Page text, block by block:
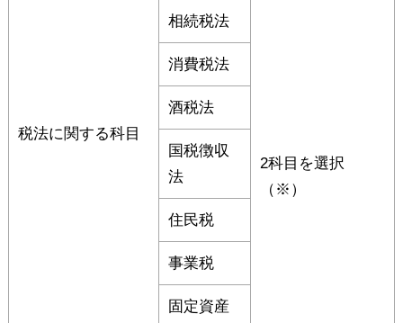
税法に関する科目
相続税法
2科目を選択
（※）
消費税法
酒税法
国税徴収
法
住民税
事業税
固定資産